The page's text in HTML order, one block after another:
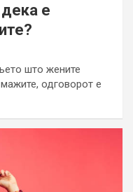
е
што жените
одговорот е